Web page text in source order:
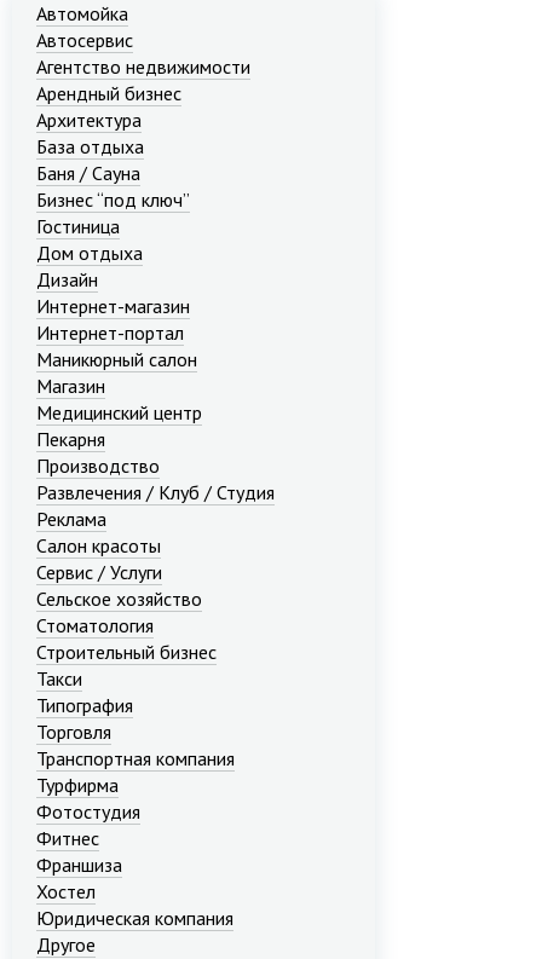
Автомойка
Автосервис
Агентство недвижимости
Арендный бизнес
Архитектура
База отдыха
Баня / Сауна
Бизнес “под ключ”
Гостиница
Дом отдыха
Дизайн
Интернет-магазин
Интернет-портал
Маникюрный салон
Магазин
Медицинский центр
Пекарня
Производство
Развлечения / Клуб / Студия
Реклама
Салон красоты
Сервис / Услуги
Сельское хозяйство
Стоматология
Строительный бизнес
Такси
Типография
Торговля
Транспортная компания
Турфирма
Фотостудия
Фитнес
Франшиза
Хостел
Юридическая компания
Другое